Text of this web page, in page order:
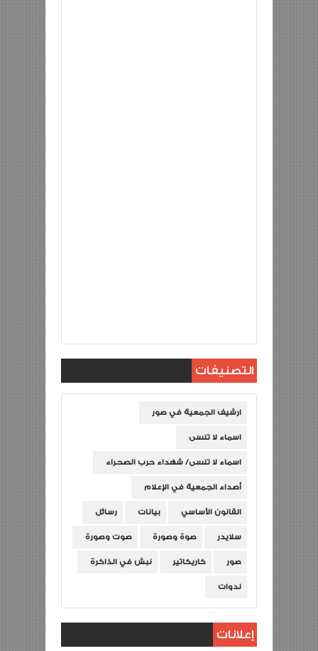
التصنيفات
ارشيف الجمعية في صور
اسماء لا تنسى
اسماء لا تنسى/ شهداء حرب الصحراء
أصداء الجمعية في الإعلام
القانون الأساسي بيانات رسائل
سلايدر صوة وصورة صوت وصورة
صور كاريكاتير نبش في الذاكرة
ندوات
إعلانات